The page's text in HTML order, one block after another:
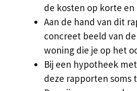
de kosten op korte
Aan de hand van dit
concreet beeld van
woning die je op het
Bij een hypotheek
deze rapporten soms